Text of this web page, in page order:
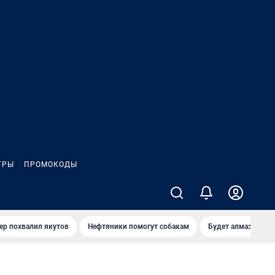
ПРОМОКОДЫ
похвалил якутов Нефтяники помогут собакам Будет алмазный